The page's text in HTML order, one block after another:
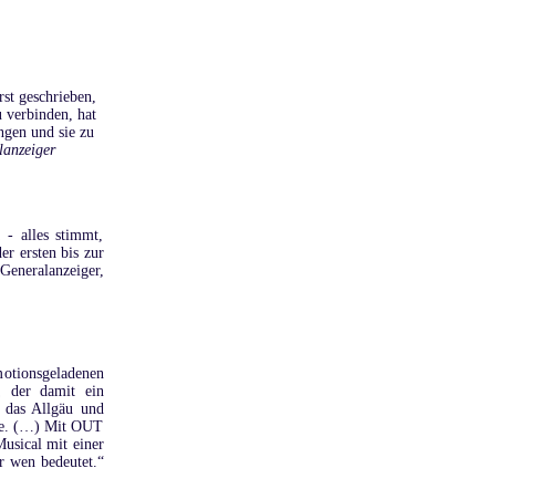
geschrieben,
verbinden, hat
und sie zu
- alles stimmt,
ersten bis zur
der damit ein
Allgäu und
(…) Mit OUT
mit einer
wen bedeutet.“